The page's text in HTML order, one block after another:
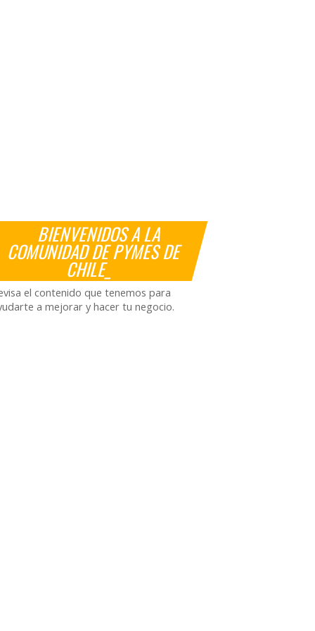
BIENVENIDOS A LA
COMUNIDAD DE PYMES DE
CHILE_
el contenido que tenemos para
a mejorar y hacer tu negocio.